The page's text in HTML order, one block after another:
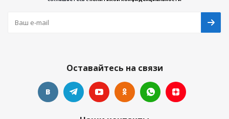
Оставайтесь на связи